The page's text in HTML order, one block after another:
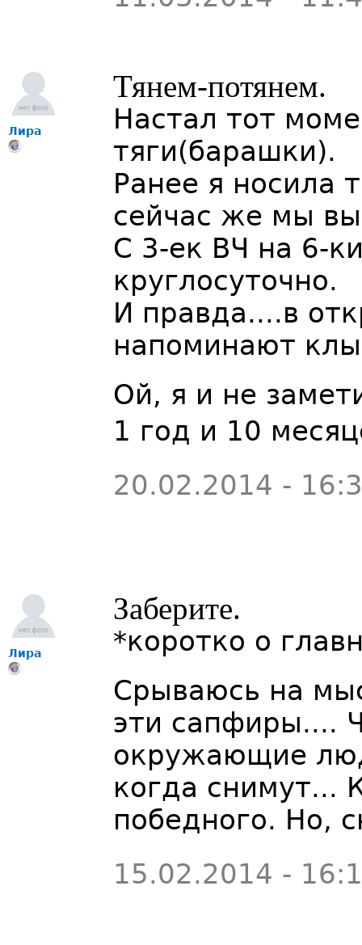
Лира
Тянем-потянем.
Настал тот
тяги(барашки).
Ранее я носила
сейчас же мы
С 3-ек ВЧ на 6-
круглосуточно.
И правда....в
напоминают
Ой, я и не
1 год и 10
20.02.2014 -
Лира
Заберите.
*коротко о
Срываюсь на
эти сапфиры....
окружающие
когда снимут...
победного. Но,
15.02.2014 -